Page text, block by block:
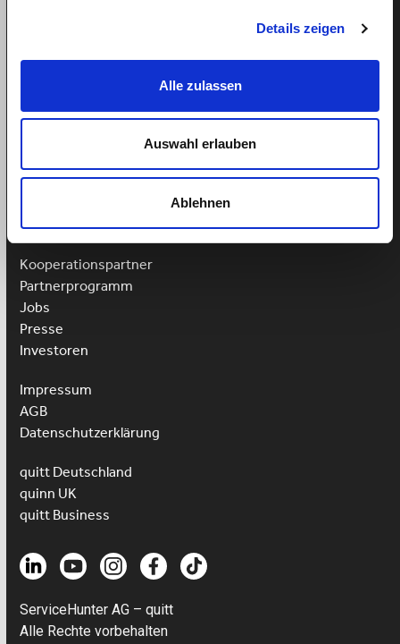
Details zeigen
Alle zulassen
Auswahl erlauben
Ablehnen
Über quitt
Blog
Kooperationspartner
Partnerprogramm
Jobs
Presse
Investoren
Impressum
AGB
Datenschutzerklärung
quitt Deutschland
quinn UK
quitt Business
ServiceHunter AG – quitt
Alle Rechte vorbehalten